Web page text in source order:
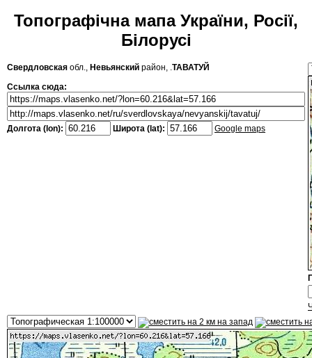
Топографічна мапа України, Росії,
Білорусі
Свердловская обл., Невьянский район, .ТАВАТУЙ
Ссылка сюда:
Долгота (lon): Широта (lat): Google maps